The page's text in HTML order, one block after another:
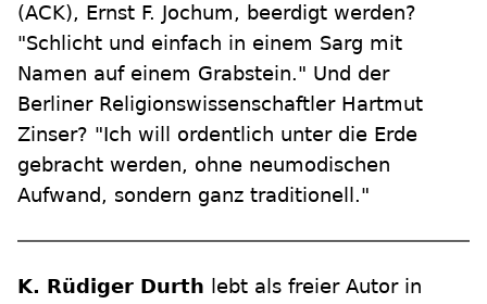
(ACK), Ernst F. Jochum, beerdigt werden?
"Schlicht und einfach in einem Sarg mit
Namen auf einem Grabstein." Und der
Berliner Religionswissenschaftler Hartmut
Zinser? "Ich will ordentlich unter die Erde
gebracht werden, ohne neumodischen
Aufwand, sondern ganz traditionell."
K. Rüdiger Durth lebt als freier Autor in